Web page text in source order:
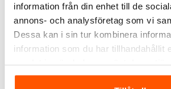
information från din enhet till de
annons- och analysföretag som vi
Dessa kan i sin tur kombinera
information som du har tillhandahållit
Eltako Trappautomat
Eltako
570,00 kr
Eltako
549,00